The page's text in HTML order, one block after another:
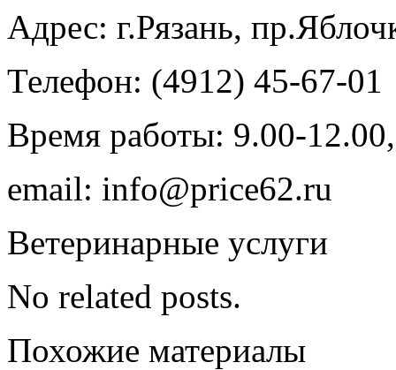
Адрес: г.Рязань,
Телефон: (4912) 45-67-01
Время работы: 9.00-
email: info@price62.ru
Ветеринарные услуги
No related posts.
Похожие материалы